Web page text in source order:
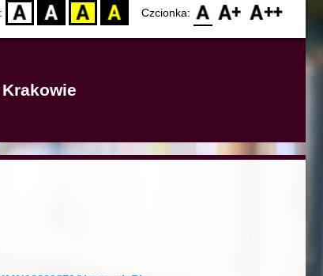
D BW YB BY Czcionka: F0 F1 F2